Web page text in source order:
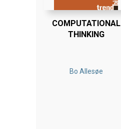
COMPUTATIONAL
THINKING
Bo Allesøe